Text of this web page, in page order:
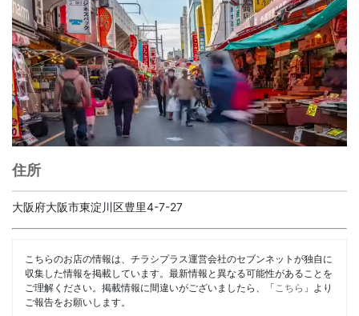
住所
大阪府大阪市東淀川区豊里4-7-27
こちらのお店の情報は、チラシプラス運営会社のセブンネットが独自に
収集した情報を掲載しています。最新情報と異なる可能性があることを
ご理解ください。掲載情報に間違いがございましたら、「 こちら 」より
ご報告をお願いします。